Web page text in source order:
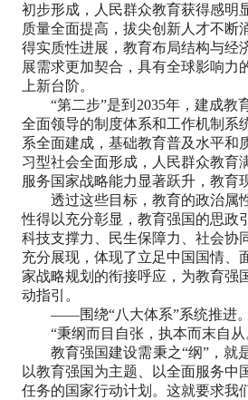
初步形成，人民群众教育获得感明
质量全面提高，拔尖创新人才不断
得实质性进展，教育布局结构与经
展需求更加契合，具有全球影响力
上新台阶。
“第二步”是到2035年，建成教
全面领导的制度体系和工作机制系
系全面建成，基础教育普及水平和
习型社会全面形成，人民群众教育
服务国家战略能力显著跃升，教育
透过这些目标，教育的政治属
性得以充分彰显，教育强国的思政
科技支撑力、民生保障力、社会协
充分展现，体现了立足中国国情、
家战略规划的衔接呼应，为教育强
动指引。
——围绕“八大体系”系统推进。
“秉纲而目自张，执本而末自从
教育强国建设需秉之“纲”，就
以教育强国为主题、以全面服务中
任务的国家行动计划。这就要求我